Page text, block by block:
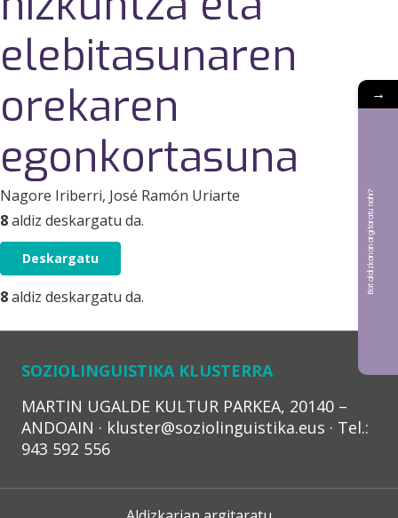
elebitasunaren
orekaren
egonkortasuna
Nagore Iriberri, José Ramón Uriarte
8aldiz deskargatu da.
Deskargatu
8aldiz deskargatu da.
SOZIOLINGUISTIKA KLUSTERRA
MARTIN UGALDE KULTUR PARKEA, 20140 –
ANDOAIN · kluster@soziolinguistika.eus · Tel.:
943 592 556
→
Bat aldizkarian argitaratu nahi?